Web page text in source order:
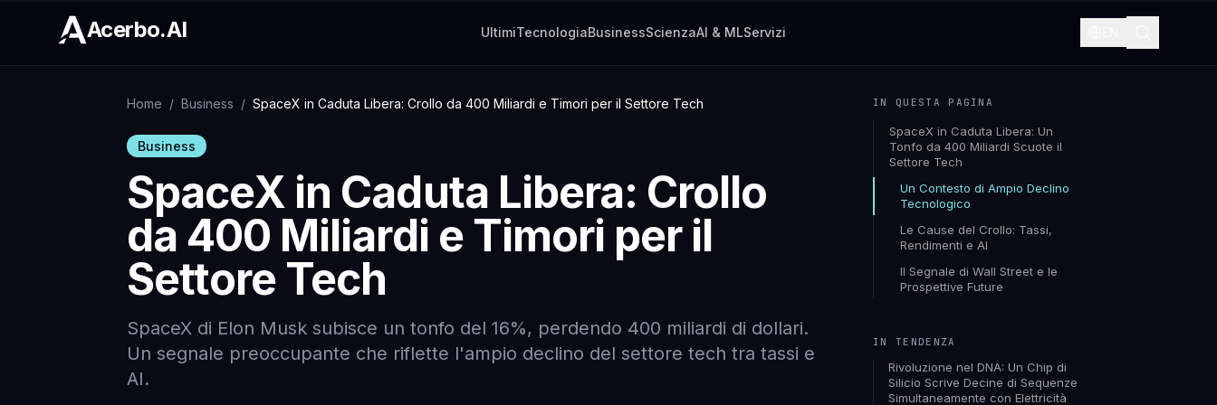
Acerbo.AI UltimiTecnologiaBusinessScienzaAI & MLServizi
Home / Business / SpaceX in Caduta Libera: Crollo da 400 Miliardi e Timori per il Settore Tech
Business
SpaceX in Caduta Libera: Crollo
da 400 Miliardi e Timori per il
Settore Tech
SpaceX di Elon Musk subisce un tonfo del 16%, perdendo 400 miliardi di dollari.
Un segnale preoccupante che riflette l'ampio declino del settore tech tra tassi e
AI.
IN QUESTA PAGINA
SpaceX in Caduta Libera: Un
Tonfo da 400 Miliardi Scuote il
Settore Tech
Un Contesto di Ampio Declino
Tecnologico
Le Cause del Crollo: Tassi,
Rendimenti e AI
Il Segnale di Wall Street e le
Prospettive Future
IN TENDENZA
Rivoluzione nel DNA: Un Chip di
Silicio Scrive Decine di Sequenze
Simultaneamente con Elettricità